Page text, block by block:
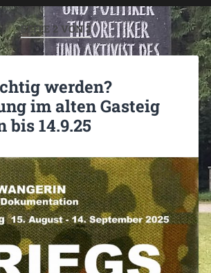
SEITE 2 VON 3
werden?
im alten Gasteig
bis 14.9.25